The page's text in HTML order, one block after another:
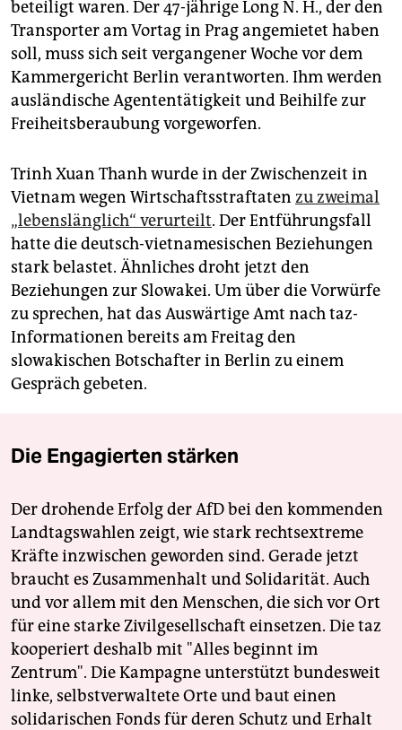
beteiligt waren. Der 47-jährige Long N. H., der den
Transporter am Vortag in Prag angemietet haben
soll, muss sich seit vergangener Woche vor dem
Kammergericht Berlin verantworten. Ihm werden
ausländische Agententätigkeit und Beihilfe zur
Freiheitsberaubung vorgeworfen.
Trinh Xuan Thanh wurde in der Zwischenzeit in
Vietnam wegen Wirtschaftsstraftaten zu zweimal
„lebenslänglich“ verurteilt. Der Entführungsfall
hatte die deutsch-vietnamesischen Beziehungen
stark belastet. Ähnliches droht jetzt den
Beziehungen zur Slowakei. Um über die Vorwürfe
zu sprechen, hat das Auswärtige Amt nach taz-
Informationen bereits am Freitag den
slowakischen Botschafter in Berlin zu einem
Gespräch gebeten.
Die Engagierten stärken
Der drohende Erfolg der AfD bei den kommenden
Landtagswahlen zeigt, wie stark rechtsextreme
Kräfte inzwischen geworden sind. Gerade jetzt
braucht es Zusammenhalt und Solidarität. Auch
und vor allem mit den Menschen, die sich vor Ort
für eine starke Zivilgesellschaft einsetzen. Die taz
kooperiert deshalb mit "Alles beginnt im
Zentrum". Die Kampagne unterstützt bundesweit
linke, selbstverwaltete Orte und baut einen
solidarischen Fonds für deren Schutz und Erhalt